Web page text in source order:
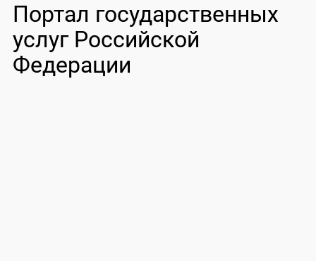
Портал государственных
услуг Российской
Федерации